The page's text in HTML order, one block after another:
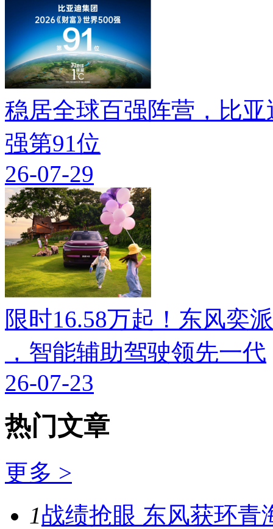
稳居全球百强阵营，比
强第91位
26-07-29
限时16.58万起！东风奕
，智能辅助驾驶领先一代
26-07-23
热门文章
更多 >
1战绩抢眼 东风获环青